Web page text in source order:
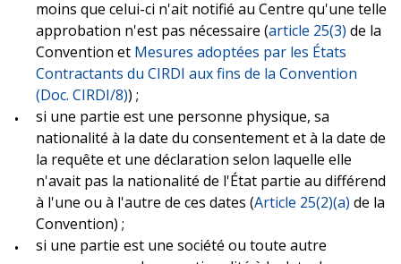
moins que celui-ci n'ait notifié au Centre qu'une telle
approbation n'est pas nécessaire (article 25(3) de la
Convention et Mesures adoptées par les États
Contractants du CIRDI aux fins de la Convention
(Doc. CIRDI/8)) ;
si une partie est une personne physique, sa
nationalité à la date du consentement et à la date de
la requête et une déclaration selon laquelle elle
n'avait pas la nationalité de l'État partie au différend
à l'une ou à l'autre de ces dates (Article 25(2)(a) de la
Convention) ;
si une partie est une société ou toute autre